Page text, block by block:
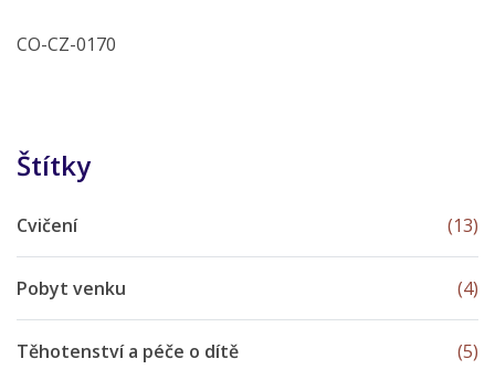
CO-CZ-0170
Štítky
Cvičení (13)
Pobyt venku (4)
Těhotenství a péče o dítě (5)